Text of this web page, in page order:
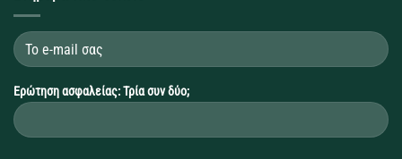
Ερώτηση ασφαλείας: Τρία συν δύο;